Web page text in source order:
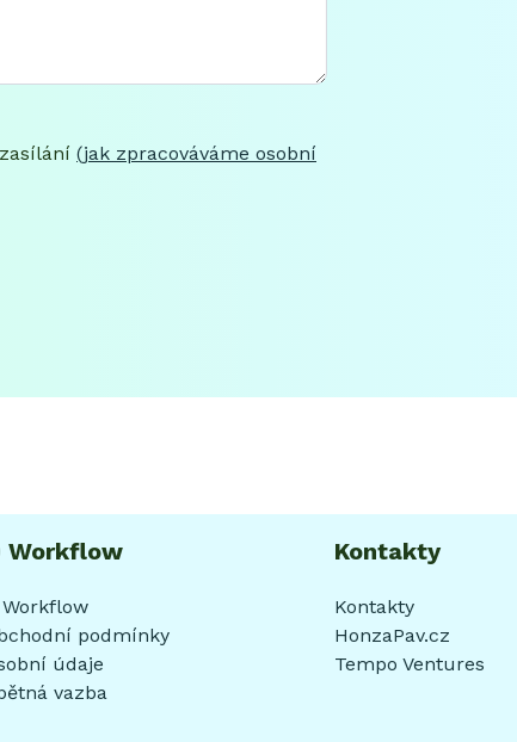
(jak zpracováváme osobní
Workflow
Workflow
podmínky
údaje
vazba
Kontakty
Kontakty
HonzaPav.cz
Tempo Ventures